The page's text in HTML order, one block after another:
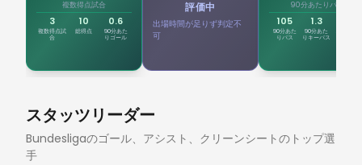
にヴォルフスブルクの抵抗を打ち砕いた。アウェイ側のGK
となった。 レッドカードと猛攻 SCパーダーボルン07がレッ
ドカードにより10人となった瞬間、試合の様相は一変した。
試合は一方的な攻城戦へと化した。ヴォルフスブルクはリス
レビューを読む
複数得点試合
3
複数得点試
合
10
総得点
0.6
90分あた
りゴール
評価中
出場時間が足りず判定不
可
90分あたりパス
105
90分あた
りパス
1.3
90分あた
りキーパス
スタッツリーダー
Bundesligaのゴール、アシスト、クリーンシートのトップ選
手